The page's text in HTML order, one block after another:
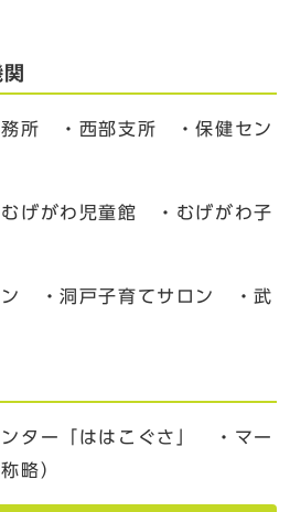
務所 ・西部支所 ・保健セン
げがわ児童館 ・むげがわ子
ン ・洞戸子育てサロン ・武
ンター「ははこぐさ」 ・マー
略）